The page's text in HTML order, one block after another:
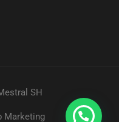
SH
Marketing